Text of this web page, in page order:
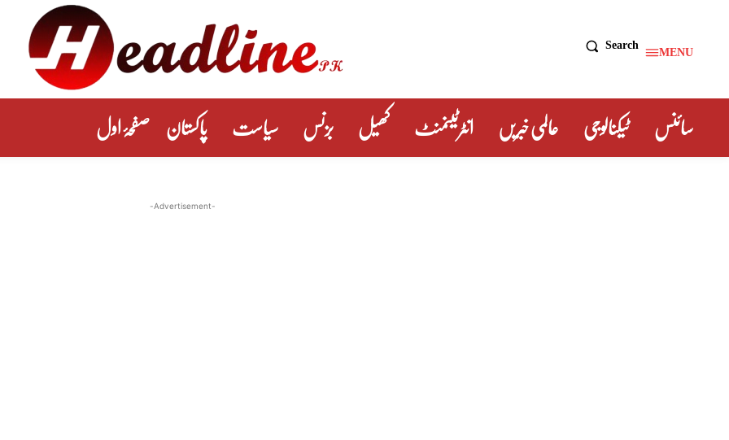
MENU
Search
سائنس ٹیکنالوجی عالمی خبریں انٹرٹینمنٹ کھیل بزنس سیاست پاکستان صفحۂ اول
-Advertisement-